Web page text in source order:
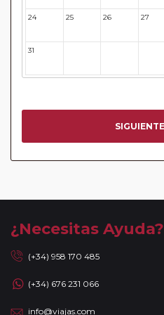
activas y bellas de Europa.
acompañados de nuestros
vuelos incluidos, éstos se
Reservas a compartir:serán
circuitos de la Serie Clásica y
suplemento de 35 Euros / 45
a compartir en la Serie
viajes combinados con crucero,
suplemento de habitación
ciudad de incorporación / salida
fechas de incorporación / salida
viaje, se aceptan reservas a
24 25 26 27
31
¿Necesitas Ayuda?
(+34) 958 170 485
(+34) 676 231 066
info@viajas.com